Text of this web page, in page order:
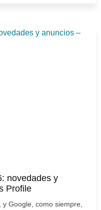
novedades y
Profile
Google, como siempre,